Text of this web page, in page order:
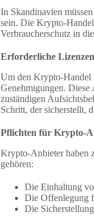
In Skandinavien
sein. Die Krypto-
Verbraucherschutz in
Erforderliche
Um den Krypto-Handel
Genehmigungen. Diese
zuständigen
Schritt, der sicherstellt,
Pflichten für Krypto-
Krypto-Anbieter haben
gehören:
Die Einhaltung
Die Offenlegung
Die